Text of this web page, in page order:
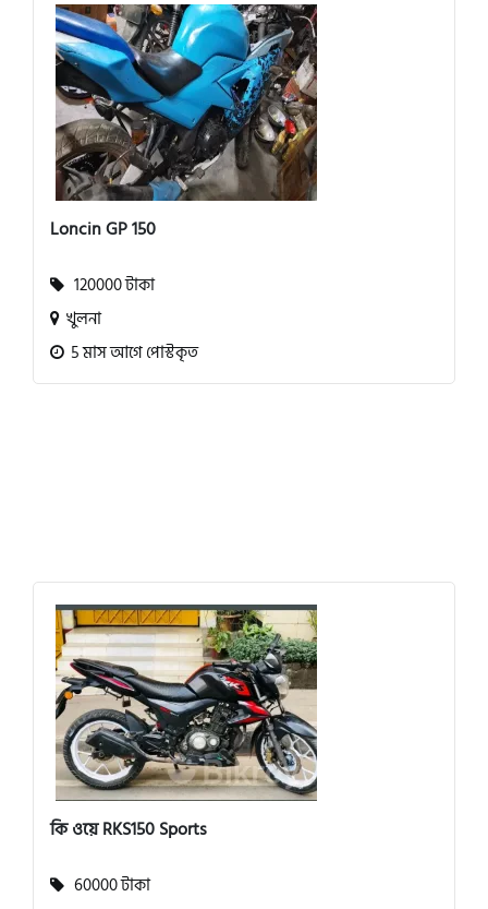
Loncin GP 150
120000 টাকা
খুলনা
5 মাস আগে পোস্টকৃত
কি ওয়ে RKS150 Sports
60000 টাকা